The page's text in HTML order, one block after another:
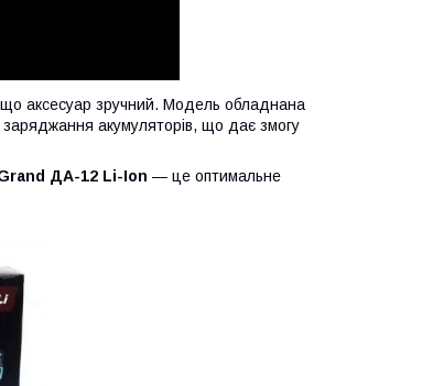
аксесуар зручний. Модель обладнана
акумуляторів, що дає змогу
ДА-12 Li-Ion — це оптимальне